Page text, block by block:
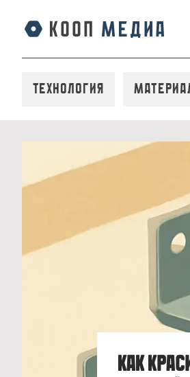
Технология
Как